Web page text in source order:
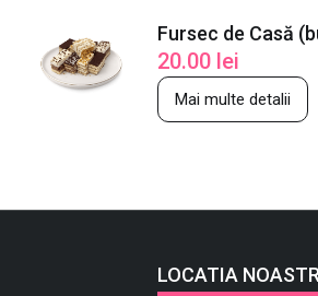
Fursec de Casă
20.00 lei
Mai multe detalii
LOCATIA